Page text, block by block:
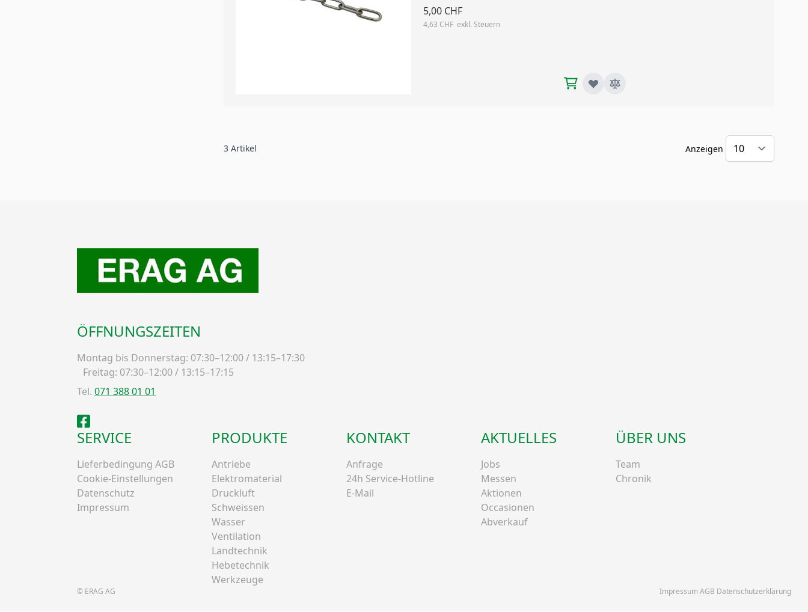
5,00 CHF
4,63 CHF
3 Artikel Anzeigen
ÖFFNUNGSZEITEN
Montag bis Donnerstag: 07:30–12:00 / 13:15–17:30
Freitag: 07:30–12:00 / 13:15–17:15
Tel. 071 388 01 01
Facebook
SERVICE
Lieferbedingung AGB
Cookie-Einstellungen
Datenschutz
Impressum
PRODUKTE
Antriebe
Elektromaterial
Druckluft
Schweissen
Wasser
Ventilation
Landtechnik
Hebetechnik
Werkzeuge
KONTAKT
Anfrage
24h Service-Hotline
E-Mail
AKTUELLES
Jobs
Messen
Aktionen
Occasionen
Abverkauf
ÜBER UNS
Team
Chronik
© ERAG AG Impressum AGB Datenschutzerklärung